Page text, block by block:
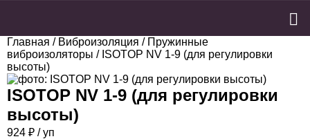
Главная / Виброизоляция / Пружинные
виброизоляторы / ISOTOP NV 1-9 (для регулировки
высоты)
ISOTOP NV 1-9 (для регулировки
высоты)
924 ₽ / уп